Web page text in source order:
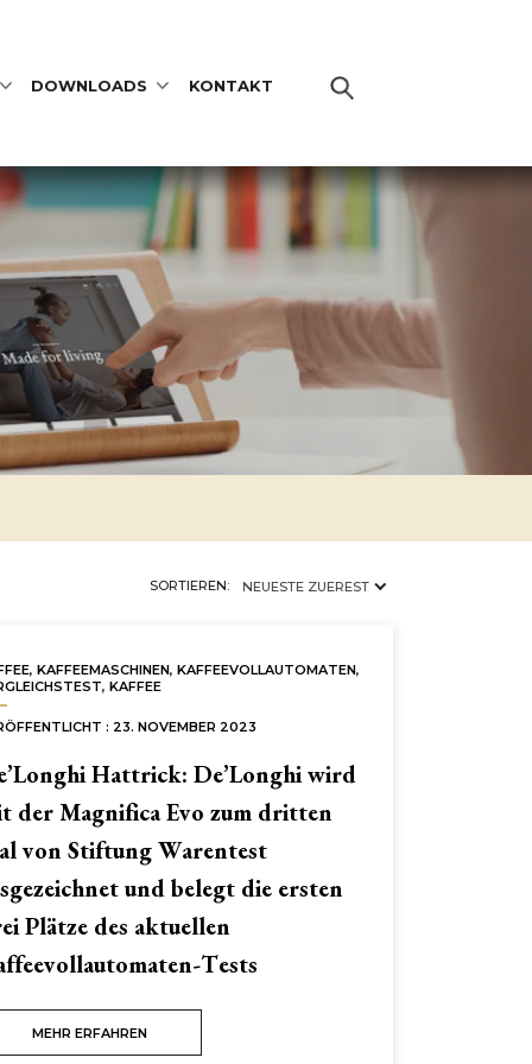
DOWNLOADS KONTAKT
SORTIEREN: NEUESTE ZUEREST
, KAFFEEMASCHINEN, KAFFEEVOLLAUTOMATEN,
, KAFFEE
: 23. NOVEMBER 2023
Hattrick: De’Longhi wird
der Magnifica Evo zum dritten
von Stiftung Warentest
und belegt die ersten
Plätze des aktuellen
Tests
MEHR ERFAHREN